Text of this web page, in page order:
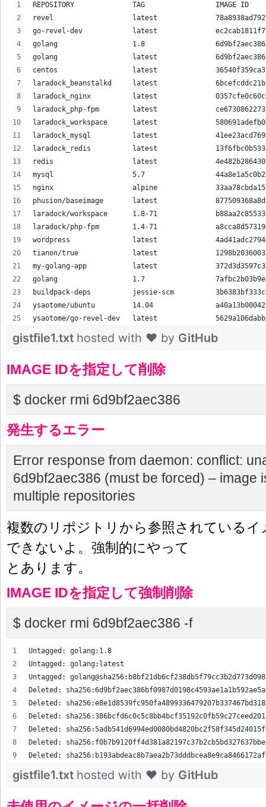
REPOSITORY              TAG                 IMAGE ID
revel                   latest              78a8938ad792
go-revel-dev            latest              ec2cab1811f7
golang                  1.8                 6d9bf2aec386
golang                  latest              6d9bf2aec386
centos                  latest              36540f359ca3
laradock_beanstalkd     latest
laradock_nginx          latest
laradock_php-fpm        latest
laradock_workspace      latest
laradock_mysql          latest
laradock_redis          latest
redis                   latest              4e482b286430
mysql                   5.7                 44a8e1a5c0b2
nginx                   alpine              33aa78cbda15
phusion/baseimage       latest
laradock/workspace      1.8-71
laradock/php-fpm        1.4-71
wordpress               latest              4ad41adc2794
tianon/true             latest
my-golang-app           latest
golang                  1.7                 7afbc2b03b9e
buildpack-deps          jessie-scm
ysaotome/ubuntu         14.04
ysaotome/go-revel-dev   latest
gistfile1.txt hosted with ❤ by GitHub
IMAGE IDを指定して削除
$ docker rmi 6d9bf2aec386
発生するエラー
Error response from daemon: conflict:
6d9bf2aec386 (must be forced) – image
multiple repositories
複数のリポジトリから参照されているイ
できないよ。強制的にやって
とあります。
IMAGE IDを指定して強制削除
$ docker rmi 6d9bf2aec386 -f
Untagged: golang:1.8
Untagged: golang:latest
Untagged:
Deleted:
Deleted:
Deleted:
Deleted:
Deleted:
Deleted:
gistfile1.txt hosted with ❤ by GitHub